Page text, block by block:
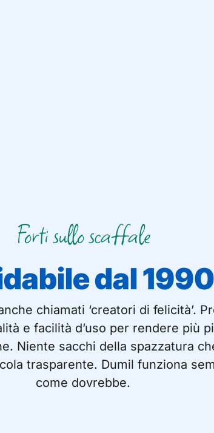
Forti sullo scaffale
dal 1990
chiamati ‘creatori di felicità’.
e facilità d’uso per rendere più
Niente sacchi della spazzatura
trasparente. Dumil funziona
come dovrebbe.